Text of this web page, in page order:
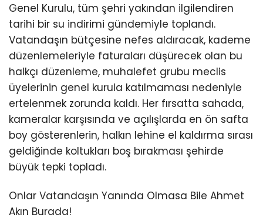
Genel Kurulu, tüm şehri yakından ilgilendiren
tarihi bir su indirimi gündemiyle toplandı.
Vatandaşın bütçesine nefes aldıracak, kademe
düzenlemeleriyle faturaları düşürecek olan bu
halkçı düzenleme, muhalefet grubu meclis
üyelerinin genel kurula katılmaması nedeniyle
ertelenmek zorunda kaldı. Her fırsatta sahada,
kameralar karşısında ve açılışlarda en ön safta
boy gösterenlerin, halkın lehine el kaldırma sırası
geldiğinde koltukları boş bırakması şehirde
büyük tepki topladı.
Onlar Vatandaşın Yanında Olmasa Bile Ahmet
Akın Burada!